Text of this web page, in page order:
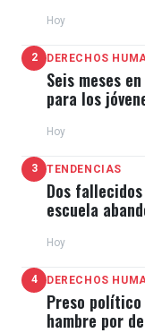
Hoy
2 DERECHOS
Seis meses
para los
Hoy
3 TENDENCIAS
Dos
escuela
Hoy
4 DERECHOS
Preso
hambre por